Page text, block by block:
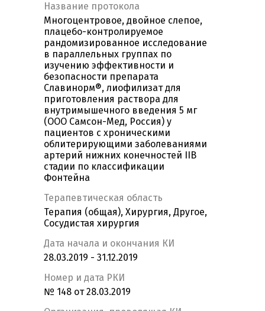
Название протокола
Многоцентровое, двойное слепое,
плацебо-контролируемое
рандомизированное исследование
в параллельных группах по
изучению эффективности и
безопасности препарата
Славинорм®, лиофилизат для
приготовления раствора для
внутримышечного введения 5 мг
(ООО Самсон-Мед, Россия) у
пациентов с хроническими
облитерирующими заболеваниями
артерий нижних конечностей IIВ
стадии по классификации
Фонтейна
Терапевтическая область
Терапия (общая), Хирургия, Другое,
Сосудистая хирургия
Дата начала и окончания КИ
28.03.2019 - 31.12.2019
Номер и дата РКИ
№ 148 от 28.03.2019